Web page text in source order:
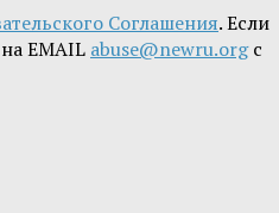
Соглашения. Если
EMAIL abuse@newru.orgс